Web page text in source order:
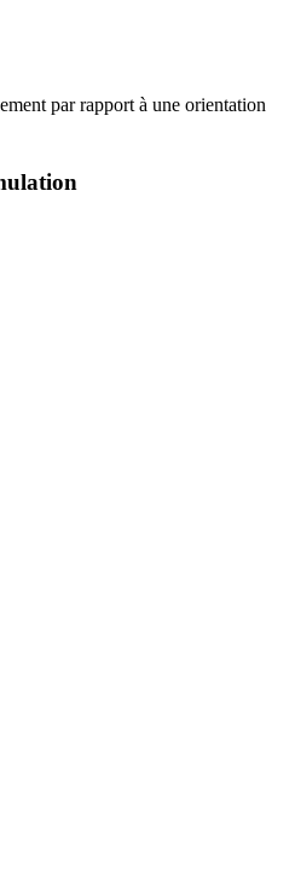
par rapport à une orientation